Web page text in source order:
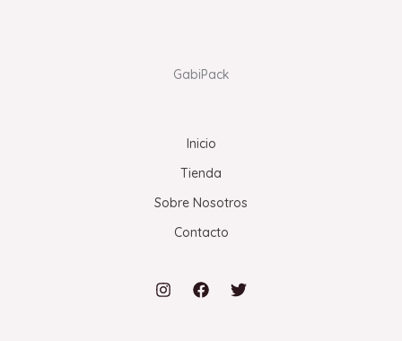
GabiPack
Inicio
Tienda
Sobre Nosotros
Contacto